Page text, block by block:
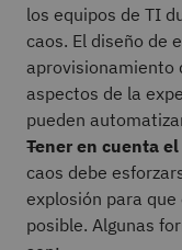
los equipos de TI
caos. El diseño de
aprovisionamiento
aspectos de la
pueden
Tener en cuenta
caos debe
explosión para
posible. Algunas